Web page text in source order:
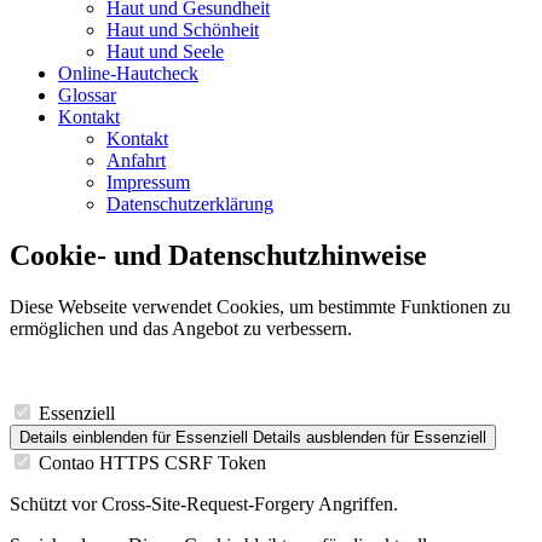
Haut und Gesundheit
Haut und Schönheit
Haut und Seele
Online-Hautcheck
Glossar
Kontakt
Kontakt
Anfahrt
Impressum
Datenschutzerklärung
Cookie- und Datenschutzhinweise
Diese Webseite verwendet Cookies, um bestimmte Funktionen zu
ermöglichen und das Angebot zu verbessern.
Essenziell
Details einblenden für Essenziell Details ausblenden für Essenziell
Contao HTTPS CSRF Token
Schützt vor Cross-Site-Request-Forgery Angriffen.